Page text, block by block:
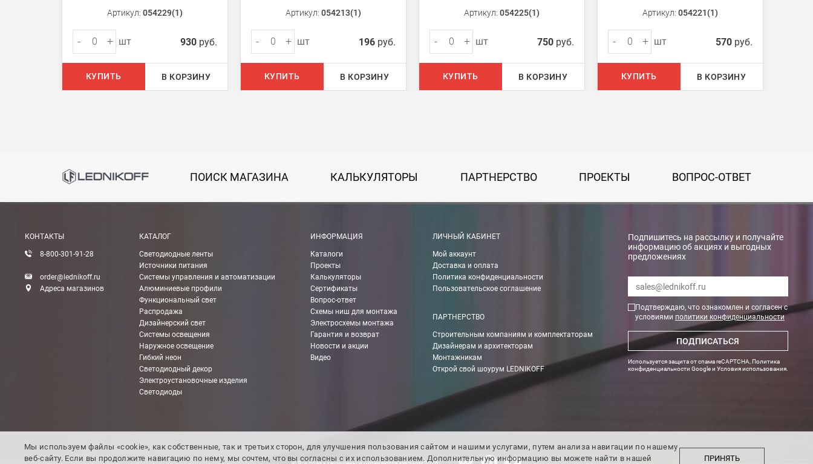
Вы можете самостоятельно забрать заказ в одном из нашихмагазинов
В Москве (внутри МКАД)
БЕСПЛАТНАЯ доставка при сумме заказа от 7000 руб.
При заказе менее 7000 руб. стоимость доставки 750 руб.
БЕСПЛАТНАЯ доставка при сумме заказа от 7000 руб.
Boxberry
Мы можем доставить ваши заказы сервисом компании Boxberry. При оформлении заказа выберете «Доставка Boxberry»
Транспортные компании
Мы можем отправить ваш заказ транспортной компанией в другие города России.
Доставка до ТК от 7000 руб. БЕСПЛАТНО.
При заказе менее 7000 руб. стоимость доставки до ТК 750 руб.
Стоимость доставки ТК до Вашего пункта назначения Вы можете рассчитать с помощью калькулятора ТК на их сайтах. Необходимые данные по весу и размеру оборудования Вам
Артикул: 054229(1)
- + шт 930 руб.
КУПИТЬ В КОРЗИНУ
Артикул: 054213(1)
- + шт 196 руб.
КУПИТЬ В КОРЗИНУ
Артикул: 054225(1)
- + шт 750 руб.
КУПИТЬ В КОРЗИНУ
Артикул: 054221(1)
- + шт 570 руб.
КУПИТЬ В КОРЗИНУ
ПОИСК МАГАЗИНА КАЛЬКУЛЯТОРЫ ПАРТНЕРСТВО ПРОЕКТЫ ВОПРОС-ОТВЕТ
КОНТАКТЫ
8-800-301-91-28
order@lednikoff.ru
Адреса магазинов
КАТАЛОГ
Светодиодные ленты
Источники питания
Системы управления и автоматизации
Алюминиевые профили
Функциональный свет
Распродажа
Дизайнерский свет
Системы освещения
Наружное освещение
Гибкий неон
Светодиодный декор
Электроустановочные изделия
Светодиоды
ИНФОРМАЦИЯ
Каталоги
Проекты
Калькуляторы
Сертификаты
Вопрос-ответ
Схемы ниш для монтажа
Электросхемы монтажа
Гарантия и возврат
Новости и акции
Видео
ЛИЧНЫЙ КАБИНЕТ
Мой аккаунт
Доставка и оплата
Политика конфиденциальности
Пользовательское соглашение
ПАРТНЕРСТВО
Строительным компаниям и комплектаторам
Дизайнерам и архитекторам
Монтажникам
Открой свой шоурум LEDNIKOFF
Подпишитесь на рассылку и получайте
информацию об акциях и выгодных
предложениях
Подтверждаю, что ознакомлен и согласен с
условиями политики конфиденциальности
ПОДПИСАТЬСЯ
Используется защита от спама reCAPTCHA, Политика
конфиденциальности Googleи Условия использования.
Мы используем файлы «cookie», как собственные, так и третьих сторон, для улучшения пользования сайтом и нашими услугами, путем анализа навигации по нашему
веб-сайту. Если вы продолжите навигацию по нему, мы сочтем, что вы согласны с их использованием. Дополнительную информацию вы можете найти в нашей
ПРИНЯТЬ